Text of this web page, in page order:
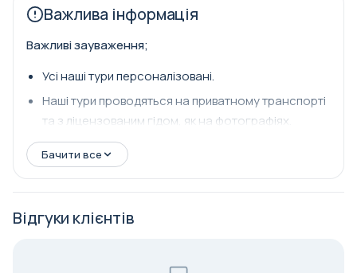
Важлива інформація
Важливі зауваження;
Усі наші тури персоналізовані.
Наші тури проводяться на приватному транспорті
та з ліцензованим гідом, як на фотографіях.
Бачити все
Відгуки клієнтів